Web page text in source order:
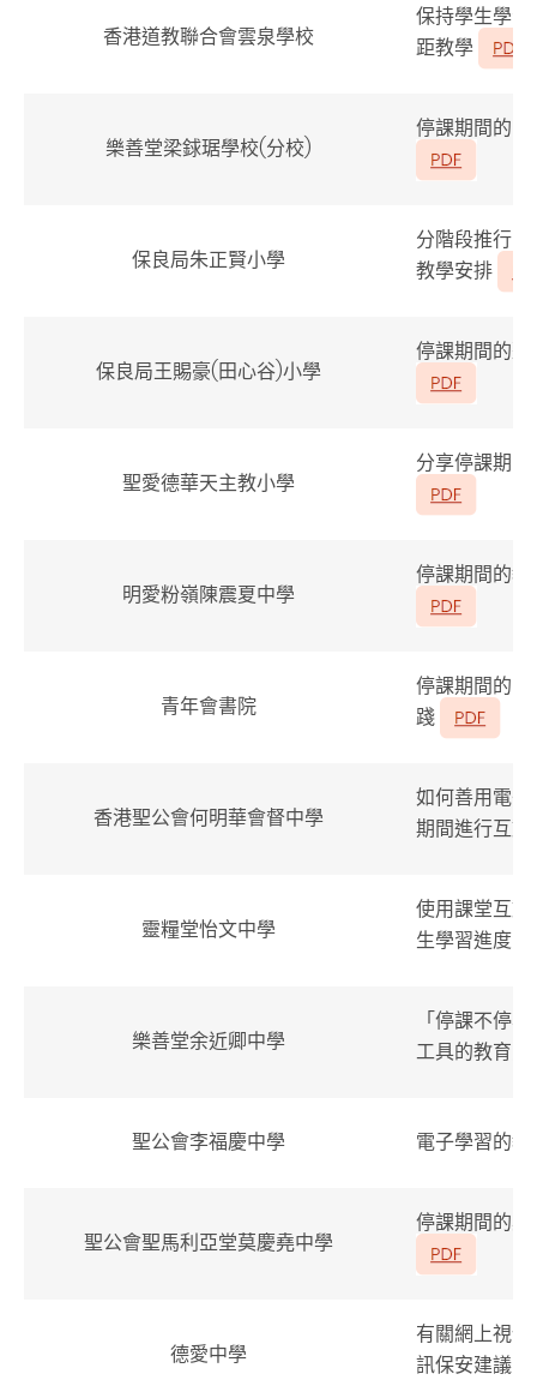
香港道教聯合會雲泉學校
保持學生學
距教學
樂善堂梁銶琚學校(分校)
停課期間的
保良局朱正賢小學
分階段推行
教學安排
保良局王賜豪(田心谷)小學
停課期間的
聖愛德華天主教小學
分享停課期
明愛粉嶺陳震夏中學
停課期間的
青年會書院
停課期間的
踐
香港聖公會何明華會督中學
如何善用電
期間進行互
靈糧堂怡文中學
使用課堂互
生學習進度
樂善堂余近卿中學
「停課不停
工具的教育
聖公會李福慶中學 電子學習的
聖公會聖馬利亞堂莫慶堯中學
停課期間的
德愛中學
有關網上視
訊保安建議